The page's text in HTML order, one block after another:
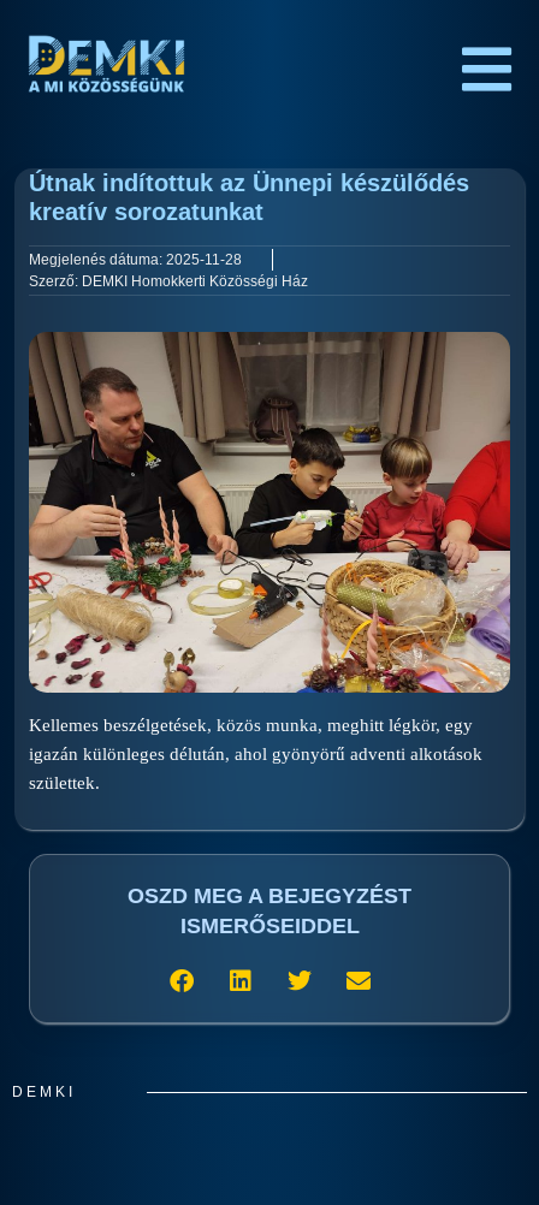
Útnak indítottuk az Ünnepi készülődés
kreatív sorozatunkat
Megjelenés dátuma: 2025-11-28
Szerző: DEMKI Homokkerti Közösségi Ház
Kellemes beszélgetések, közös munka, meghitt légkör, egy
igazán különleges délután, ahol gyönyörű adventi alkotások
születtek.
OSZD MEG A BEJEGYZÉST
ISMERŐSEIDDEL
DEMKI